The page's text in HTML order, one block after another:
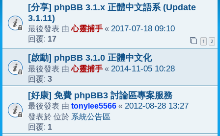
[分享] phpBB 3.1.x 正體中文語系 (Update
3.1.11)
最後發表 由心靈捕手 « 2017-07-18 09:10
回覆: 17 1 2
[啟動] phpBB 3.1.0 正體中文化
最後發表 由心靈捕手 « 2014-11-05 10:28
回覆: 3
[好康] 免費 phpBB3 討論區專案服務
最後發表 由 tonylee5566 « 2012-08-28 13:27
發表於 位於 系統公告區
回覆: 1